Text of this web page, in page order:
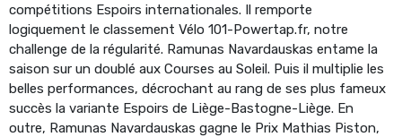
compétitions Espoirs internationales. Il remporte
logiquement le classement Vélo 101-Powertap.fr, notre
challenge de la régularité. Ramunas Navardauskas entame la
saison sur un doublé aux Courses au Soleil. Puis il multiplie les
belles performances, décrochant au rang de ses plus fameux
succès la variante Espoirs de Liège-Bastogne-Liège. En
outre, Ramunas Navardauskas gagne le Prix Mathias Piston,